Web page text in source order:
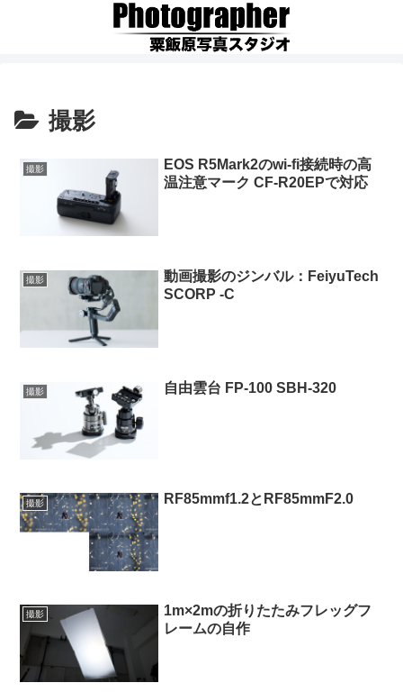
撮影
撮影
EOS R5Mark2のwi-fi接続時の高
温注意マーク CF-R20EPで対応
撮影
動画撮影のジンバル：FeiyuTech
SCORP -C
撮影 自由雲台 FP-100 SBH-320
撮影 RF85mmf1.2とRF85mmF2.0
撮影
1m×2mの折りたたみフレッグフ
レームの自作